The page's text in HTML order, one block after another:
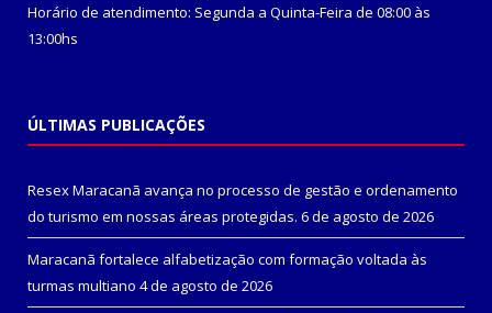
Horário de atendimento: Segunda a Quinta-Feira de 08:00 às
13:00hs
ÚLTIMAS PUBLICAÇÕES
Resex Maracanã avança no processo de gestão e ordenamento
do turismo em nossas áreas protegidas. 6 de agosto de 2026
Maracanã fortalece alfabetização com formação voltada às
turmas multiano 4 de agosto de 2026